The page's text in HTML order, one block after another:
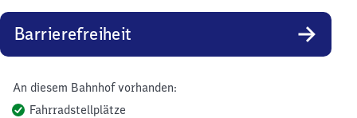
Barrierefreiheit
An diesem Bahnhof vorhanden:
Fahrradstellplätze